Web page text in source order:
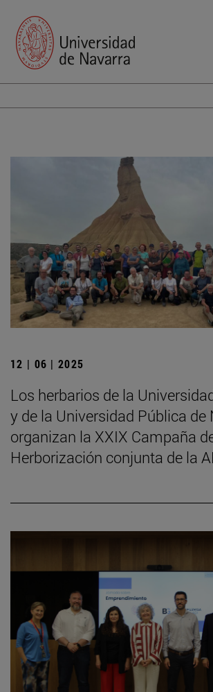
12 | 06 | 2025
Los herbarios de la
y de la Universidad Pública de
organizan la XXIX Campaña
Herborización conjunta de la